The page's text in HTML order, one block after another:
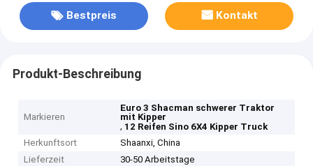
Bestpreis Kontakt
Produkt-Beschreibung
Markieren
Euro 3 Shacman schwerer Traktor
mit Kipper
, 12 Reifen Sino 6X4 Kipper Truck
Herkunftsort
Shaanxi, China
Lieferzeit
30-50 Arbeitstage